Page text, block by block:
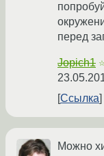
перед
Jopich1 ☆
Ссылка
Можно